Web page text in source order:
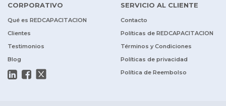
CORPORATIVO
Qué es REDCAPACITACION
Clientes
Testimonios
Blog
SERVICIO AL CLIENTE
Contacto
Políticas de REDCAPACITACION
Términos y Condiciones
Políticas de privacidad
Política de Reembolso